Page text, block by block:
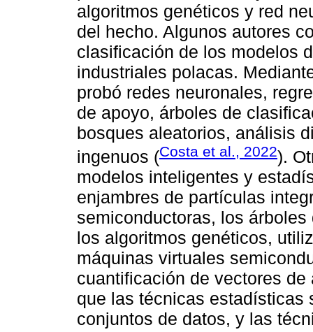
algoritmos genéticos y red
del hecho. Algunos autores
clasificación de los modelos
industriales polacas.
probó redes neuronales,
de apoyo, árboles de
bosques aleatorios, análisis
ingenuos (Costa et al., 2022).
modelos inteligentes y
enjambres de partículas
semiconductoras, los
los algoritmos genéticos,
máquinas virtuales
cuantificación de vectores
que las técnicas estadísticas
conjuntos de datos, y las